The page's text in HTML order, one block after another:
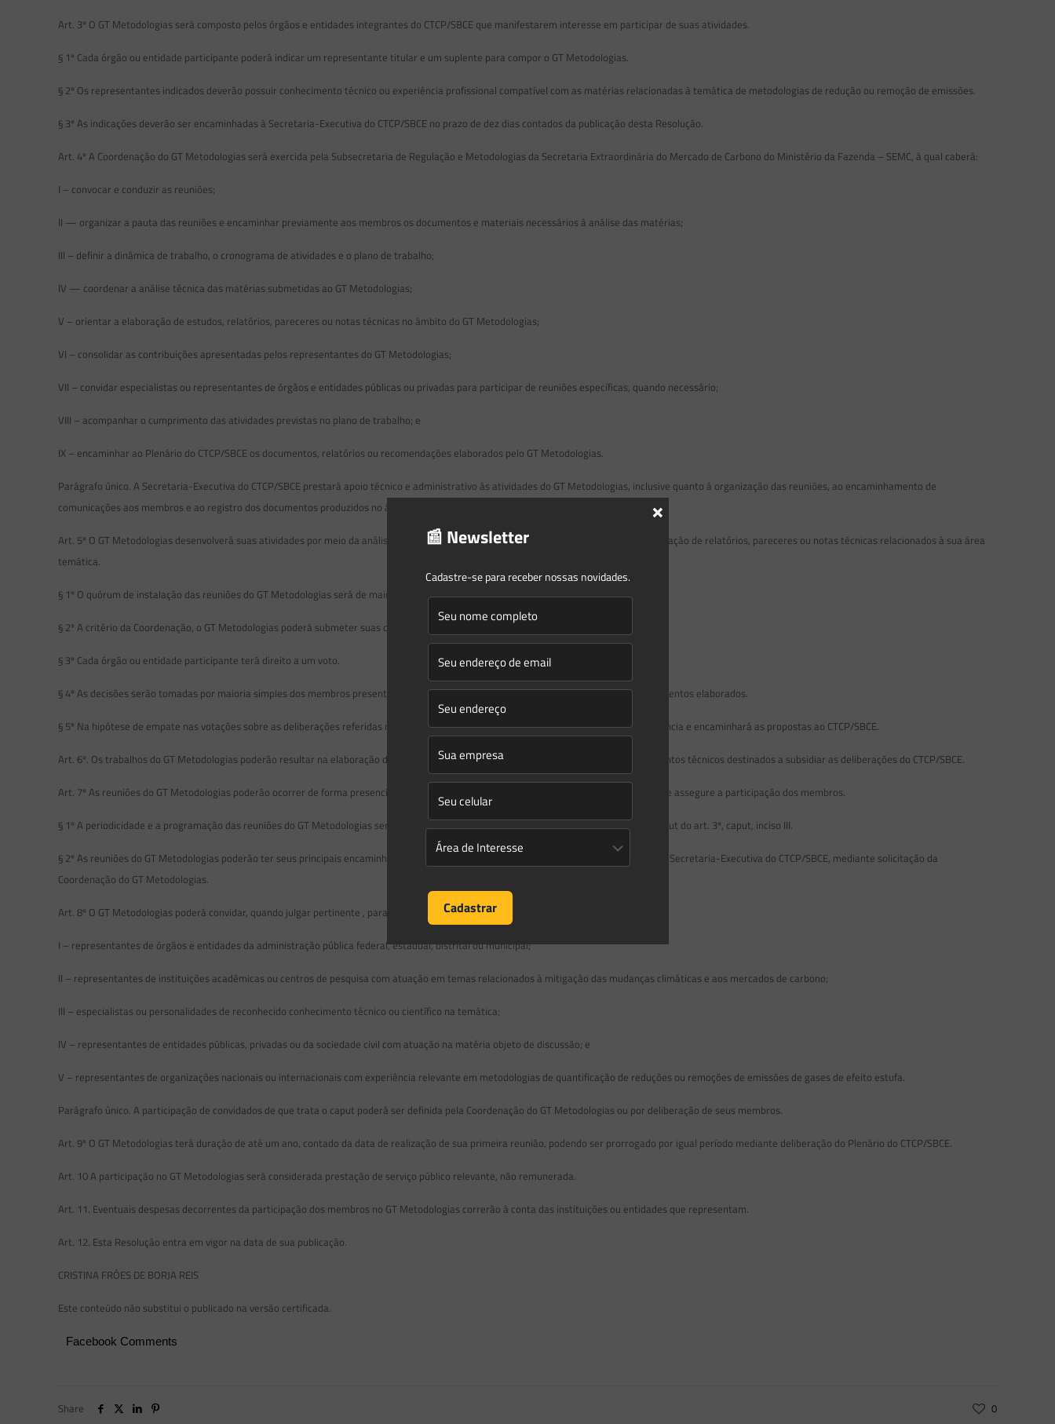
Art. 3º O GT Metodologias será composto pelos órgãos e entidades integrantes do CTCP/SBCE que manifestarem interesse em participar de suas atividades.
§ 1º Cada órgão ou entidade participante poderá indicar um representante titular e um suplente para compor o GT Metodologias.
§ 2º Os representantes indicados deverão possuir conhecimento técnico ou experiência profissional compatível com as matérias relacionadas à temática de metodologias de redução ou remoção de emissões.
§ 3º As indicações deverão ser encaminhadas à Secretaria-Executiva do CTCP/SBCE no prazo de dez dias contados da publicação desta Resolução.
Art. 4º A Coordenação do GT Metodologias será exercida pela Subsecretaria de Regulação e Metodologias da Secretaria Extraordinária do Mercado de Carbono do Ministério da Fazenda – SEMC, à qual caberá:
I – convocar e conduzir as reuniões;
II — organizar a pauta das reuniões e encaminhar previamente aos membros os documentos e materiais necessários à análise das matérias;
III – definir a dinâmica de trabalho, o cronograma de atividades e o plano de trabalho;
IV — coordenar a análise técnica das matérias submetidas ao GT Metodologias;
V – orientar a elaboração de estudos, relatórios, pareceres ou notas técnicas no âmbito do GT Metodologias;
VI – consolidar as contribuições apresentadas pelos representantes do GT Metodologias;
VII – convidar especialistas ou representantes de órgãos e entidades públicas ou privadas para participar de reuniões específicas, quando necessário;
VIII – acompanhar o cumprimento das atividades previstas no plano de trabalho; e
IX – encaminhar ao Plenário do CTCP/SBCE os documentos, relatórios ou recomendações elaborados pelo GT Metodologias.
Parágrafo único. A Secretaria-Executiva do CTCP/SBCE prestará apoio técnico e administrativo às atividades do GT Metodologias, inclusive quanto à organização das reuniões, ao encaminhamento de
comunicações aos membros e ao registro dos documentos produzidos no âmbito do grupo de trabalho.
Art. 5º O GT Metodologias desenvolverá suas atividades por meio da análise técnica de documentos, da realização de reuniões e da elaboração de relatórios, pareceres ou notas técnicas relacionados à sua área
temática.
§ 1º O quórum de instalação das reuniões do GT Metodologias será de maioria absoluta dos órgãos ou entidades participantes.
§ 2º A critério da Coordenação, o GT Metodologias poderá submeter suas conclusões à votação de seus representantes .
§ 3º Cada órgão ou entidade participante terá direito a um voto.
§ 4º As decisões serão tomadas por maioria simples dos membros presentes, admitindo- se o registro de posições divergentes nos documentos elaborados.
§ 5º Na hipótese de empate nas votações sobre as deliberações referidas no § 2º, a Coordenação do GT Metodologias registrará a divergência e encaminhará as propostas ao CTCP/SBCE.
Art. 6º. Os trabalhos do GT Metodologias poderão resultar na elaboração de relatórios, recomendações, notas técnicas ou outros documentos técnicos destinados a subsidiar as deliberações do CTCP/SBCE.
Art. 7º As reuniões do GT Metodologias poderão ocorrer de forma presencial ou por meio de videoconferência ou outro meio eletrônico que assegure a participação dos membros.
§ 1º A periodicidade e a programação das reuniões do GT Metodologias serão definidas no plano de trabalho de que trata o inciso III do caput do art. 3º, caput, inciso III.
§ 2º As reuniões do GT Metodologias poderão ter seus principais encaminhamentos registrados em ata ou nota de reunião elaborada pela Secretaria-Executiva do CTCP/SBCE, mediante solicitação da
Coordenação do GT Metodologias.
Art. 8º O GT Metodologias poderá convidar, quando julgar pertinente , para participar de reuniões, sem direito a voto:
I – representantes de órgãos e entidades da administração pública federal, estadual, distrital ou municipal;
II – representantes de instituições acadêmicas ou centros de pesquisa com atuação em temas relacionados à mitigação das mudanças climáticas e aos mercados de carbono;
III – especialistas ou personalidades de reconhecido conhecimento técnico ou científico na temática;
IV – representantes de entidades públicas, privadas ou da sociedade civil com atuação na matéria objeto de discussão; e
V – representantes de organizações nacionais ou internacionais com experiência relevante em metodologias de quantificação de reduções ou remoções de emissões de gases de efeito estufa.
Parágrafo único. A participação de convidados de que trata o caput poderá ser definida pela Coordenação do GT Metodologias ou por deliberação de seus membros.
Art. 9º O GT Metodologias terá duração de até um ano, contado da data de realização de sua primeira reunião, podendo ser prorrogado por igual período mediante deliberação do Plenário do CTCP/SBCE.
Art. 10 A participação no GT Metodologias será considerada prestação de serviço público relevante, não remunerada.
Art. 11. Eventuais despesas decorrentes da participação dos membros no GT Metodologias correrão à conta das instituições ou entidades que representam.
Art. 12. Esta Resolução entra em vigor na data de sua publicação.
CRISTINA FRÓES DE BORJA REIS
Este conteúdo não substitui o publicado na versão certificada.
Facebook Comments
Share 0
📰 Newsletter
Cadastre-se para receber nossas novidades.
×